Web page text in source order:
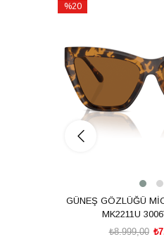
%20
GÜNEŞ GÖZLÜĞÜ
MK2211U
₺8.999,00